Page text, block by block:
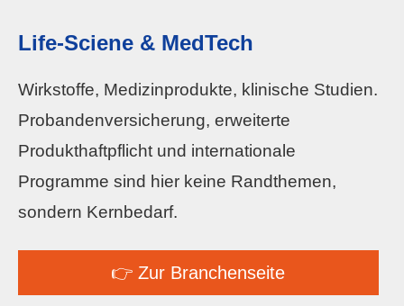
Life-Sciene & MedTech
Wirkstoffe, Medizinprodukte, klinische Studien.
Probandenversicherung, erweiterte
Produkthaftpflicht und internationale
Programme sind hier keine Randthemen,
sondern Kernbedarf.
👉 Zur Branchenseite